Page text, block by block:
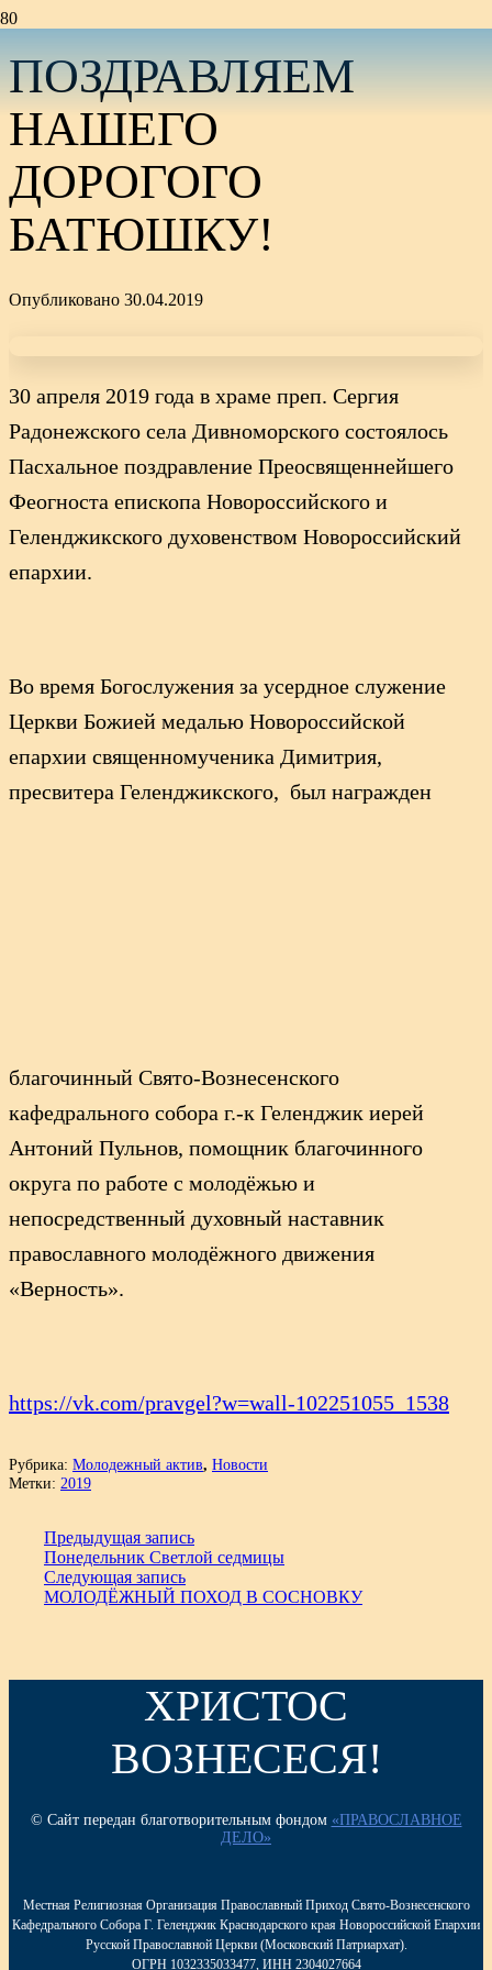
ПОЗДРАВЛЯЕМ
НАШЕГО
ДОРОГОГО
БАТЮШКУ!
Опубликовано 30.04.2019
30 апреля 2019 года в храме преп. Сергия
Радонежского села Дивноморского состоялось
Пасхальное поздравление Преосвященнейшего
Феогноста епископа Новороссийского и
Геленджикского духовенством Новороссийский
епархии.
Во время Богослужения за усердное служение
Церкви Божией медалью Новороссийской
епархии священномученика Димитрия,
пресвитера Геленджикского, был награжден
благочинный Свято-Вознесенского
кафедрального собора г.-к Геленджик иерей
Антоний Пульнов, помощник благочинного
округа по работе с молодёжью и
непосредственный духовный наставник
православного молодёжного движения
«Верность».
https://vk.com/pravgel?w=wall-102251055_1538
Рубрика: Молодежный актив, Новости
Метки: 2019
Предыдущая запись
Понедельник Светлой седмицы
Следующая запись
МОЛОДЁЖНЫЙ ПОХОД В СОСНОВКУ
ХРИСТОС
ВОЗНЕСЕСЯ!
© Сайт передан благотворительным фондом «ПРАВОСЛАВНОЕ
ДЕЛО»
Местная Религиозная Организация Православный Приход Свято-Вознесенского
Кафедрального Собора Г. Геленджик Краснодарского края Новороссийской Епархии
Русской Православной Церкви (Московский Патриархат).
ОГРН 1032335033477, ИНН 2304027664